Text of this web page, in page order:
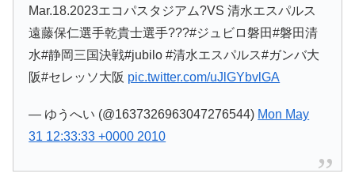
Mar.18.2023エコパスタジアム?VS 清水エスパルス
遠藤保仁選手乾貴士選手???#ジュビロ磐田#磐田清
水#静岡三国決戦#jubilo #清水エスパルス#ガンバ大
阪#セレッソ大阪 pic.twitter.com/uJlGYbvlGA
— ゆうへい (@1637326963047276544) Mon May
31 12:33:33 +0000 2010